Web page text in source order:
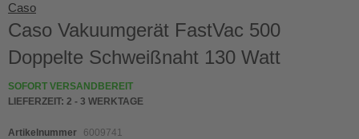
Caso
Caso Vakuumgerät FastVac 500
Doppelte Schweißnaht 130 Watt
SOFORT VERSANDBEREIT
LIEFERZEIT: 2 - 3 WERKTAGE
Artikelnummer 6009741
to
the
images
gallery